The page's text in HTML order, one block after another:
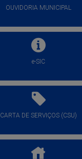
OUVIDORIA MUNICIPAL
e-SIC
CARTA DE SERVIÇOS (CSU)